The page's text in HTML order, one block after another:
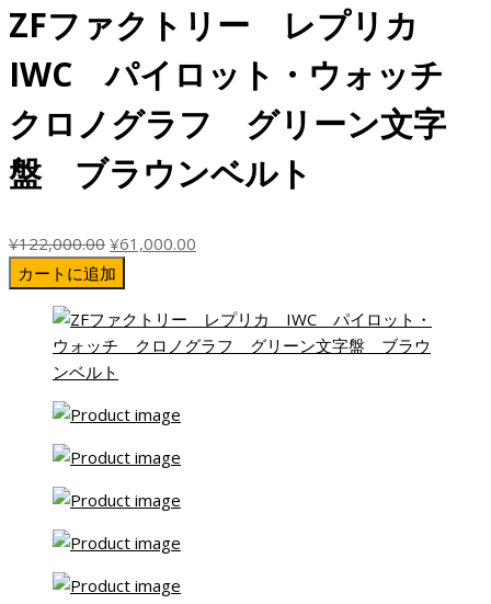
¥122,000.00
し
た。
は
¥55,000.00
で
す。
ZFファクトリー レプリカ
IWC パイロット・ウォッチ
クロノグラフ グリーン文字
盤 ブラウンベルト
¥122,000.00 元
の
価
格
は
¥122,000.00
し
た。
¥61,000.00
価
格
カートに追加